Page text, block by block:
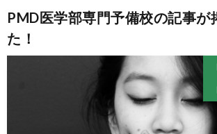
PMD医学部専門予備校の記事が
た！